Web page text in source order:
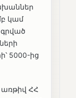
կամ
5000-ից
առթիվ ՀՀ